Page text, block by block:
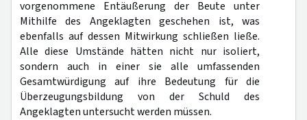
vorgenommene Entäußerung der Beute unter
Mithilfe des Angeklagten geschehen ist, was
ebenfalls auf dessen Mitwirkung schließen ließe.
Alle diese Umstände hätten nicht nur isoliert,
sondern auch in einer sie alle umfassenden
Gesamtwürdigung auf ihre Bedeutung für die
Überzeugungsbildung von der Schuld des
Angeklagten untersucht werden müssen.